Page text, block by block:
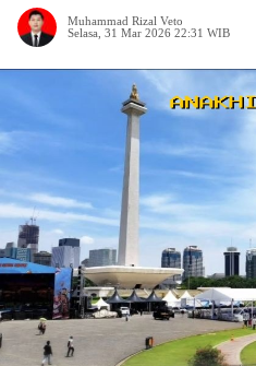
Muhammad Rizal Veto
Selasa, 31 Mar 2026 22:31 WIB